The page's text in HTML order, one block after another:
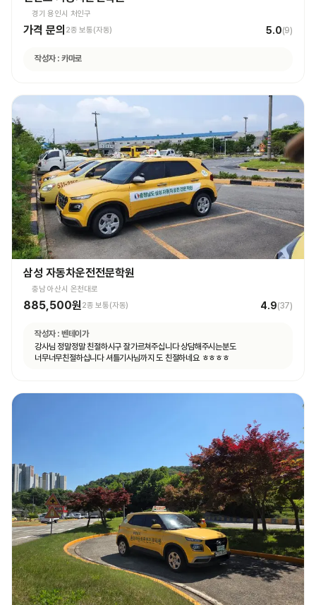
경기 용인시 처인구
가격 문의 2종 보통(자동) 5.0(9)
작성자 : 카마로
삼성 자동차운전전문학원
충남 아산시 온천대로
885,500원2종 보통(자동) 4.9(37)
작성자 : 벤테이가
강사님 정말정말 친절하시구 잘가르쳐주십니다 상담해주시는분도
너무너무친절하십니다 셔틀기사님까지 도 친절하네요 ㅎㅎㅎㅎ